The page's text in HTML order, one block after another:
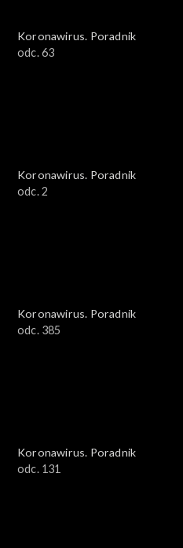
Koronawirus. Poradnik
odc. 63
Koronawirus. Poradnik
odc. 2
Koronawirus. Poradnik
odc. 385
Koronawirus. Poradnik
odc. 131